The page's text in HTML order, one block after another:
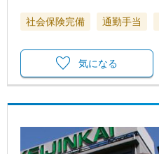
社会保険完備 通勤手当
気になる